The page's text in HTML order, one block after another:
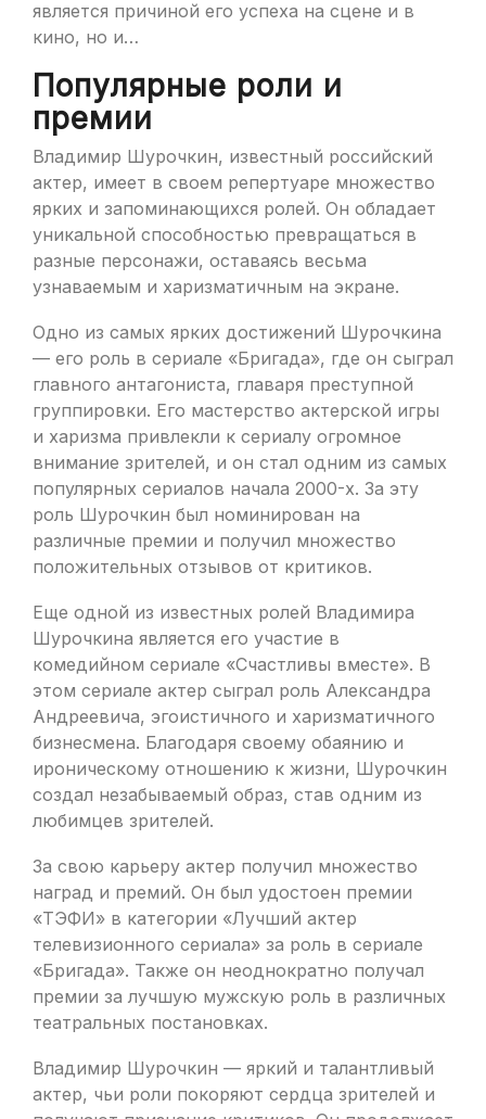
является причиной его успеха на сцене и в
кино, но и…
Популярные роли и
премии
Владимир Шурочкин, известный российский
актер, имеет в своем репертуаре множество
ярких и запоминающихся ролей. Он обладает
уникальной способностью превращаться в
разные персонажи, оставаясь весьма
узнаваемым и харизматичным на экране.
Одно из самых ярких достижений Шурочкина
— его роль в сериале «Бригада», где он сыграл
главного антагониста, главаря преступной
группировки. Его мастерство актерской игры
и харизма привлекли к сериалу огромное
внимание зрителей, и он стал одним из самых
популярных сериалов начала 2000-х. За эту
роль Шурочкин был номинирован на
различные премии и получил множество
положительных отзывов от критиков.
Еще одной из известных ролей Владимира
Шурочкина является его участие в
комедийном сериале «Счастливы вместе». В
этом сериале актер сыграл роль Александра
Андреевича, эгоистичного и харизматичного
бизнесмена. Благодаря своему обаянию и
ироническому отношению к жизни, Шурочкин
создал незабываемый образ, став одним из
любимцев зрителей.
За свою карьеру актер получил множество
наград и премий. Он был удостоен премии
«ТЭФИ» в категории «Лучший актер
телевизионного сериала» за роль в сериале
«Бригада». Также он неоднократно получал
премии за лучшую мужскую роль в различных
театральных постановках.
Владимир Шурочкин — яркий и талантливый
актер, чьи роли покоряют сердца зрителей и